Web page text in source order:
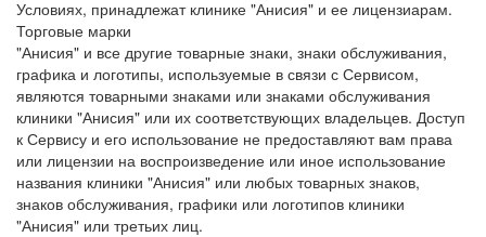
Условиях, принадлежат клинике "Анисия" и ее лицензиарам.
Торговые марки
"Анисия" и все другие товарные знаки, знаки обслуживания,
графика и логотипы, используемые в связи с Сервисом,
являются товарными знаками или знаками обслуживания
клиники "Анисия" или их соответствующих владельцев. Доступ
к Сервису и его использование не предоставляют вам права
или лицензии на воспроизведение или иное использование
названия клиники "Анисия" или любых товарных знаков,
знаков обслуживания, графики или логотипов клиники
"Анисия" или третьих лиц.